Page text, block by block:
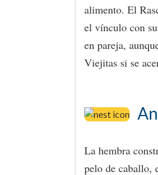
alimento. El
el vínculo con
en pareja,
Viejitas si se
La hembra
pelo de caballo,